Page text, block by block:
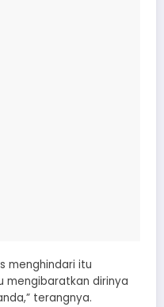
menghindari itu
mengibaratkan dirinya
terangnya.